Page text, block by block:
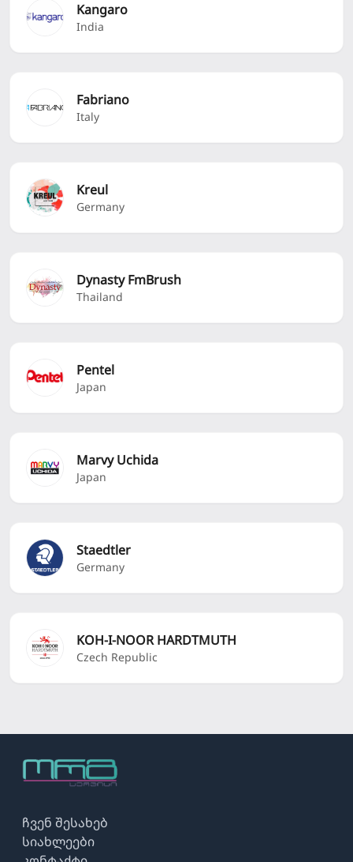
Kangaro
India
Fabriano
Italy
Kreul
Germany
Dynasty FmBrush
Thailand
Pentel
Japan
Marvy Uchida
Japan
Staedtler
Germany
KOH-I-NOOR HARDTMUTH
Czech Republic
ჩვენ შესახებ
სიახლეები